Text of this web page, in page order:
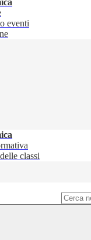
eventi
classi